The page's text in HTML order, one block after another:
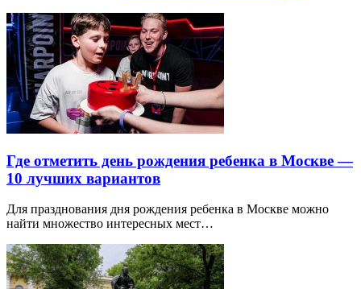
Где отметить день рождения ребенка в Москве —
10 лучших вариантов
Для празднования дня рождения ребенка в Москве можно
найти множество интересных мест…